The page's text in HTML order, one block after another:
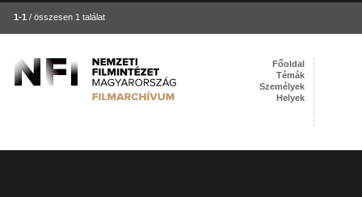
1-1 / összesen 1 találat
Főoldal
Témák
Személyek
Helyek